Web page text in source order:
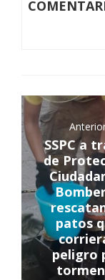
SSPC a
de
patos
peligro